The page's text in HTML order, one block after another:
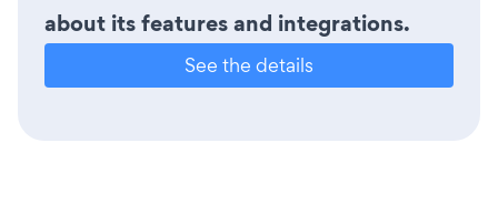
about its features and integrations.
See the details